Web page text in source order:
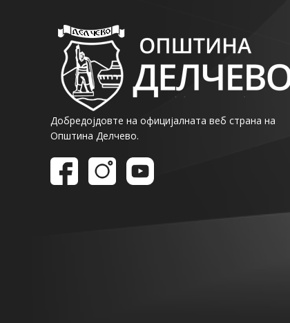
Добредојдовте на официјалната веб страна на
Општина Делчево.